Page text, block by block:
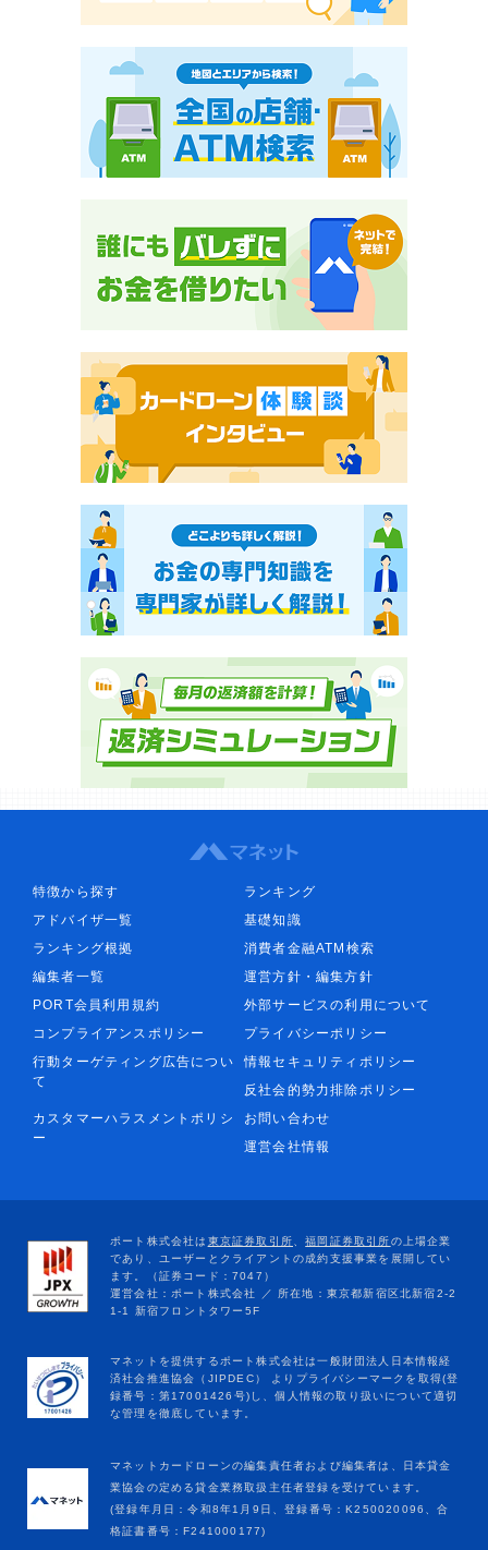
特徴から探す
ランキング
アドバイザ一覧
基礎知識
ランキング根拠
消費者金融ATM検索
編集者一覧
運営方針・編集方針
PORT会員利用規約
外部サービスの利用について
コンプライアンスポリシー
プライバシーポリシー
行動ターゲティング広告につい
て
情報セキュリティポリシー
反社会的勢力排除ポリシー
カスタマーハラスメントポリシ
ー
お問い合わせ
運営会社情報
マネットカードローンの編集責任者および編集者は、日本貸金
業協会の定める貸金業務取扱主任者登録を受けています。
(登録年月日：令和8年1月9日、登録番号：K250020096、合
格証書番号：F241000177)